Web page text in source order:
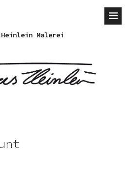
Heinlein Malerei